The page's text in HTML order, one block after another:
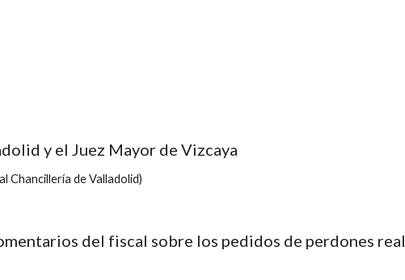
y el Juez Mayor de Vizcaya
Chancillería de Valladolid)
del fiscal sobre los pedidos de perdones